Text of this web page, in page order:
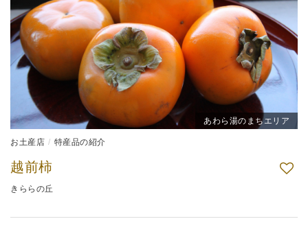
あわら湯のまちエリア
お土産店 特産品の紹介
越前柿
きららの丘